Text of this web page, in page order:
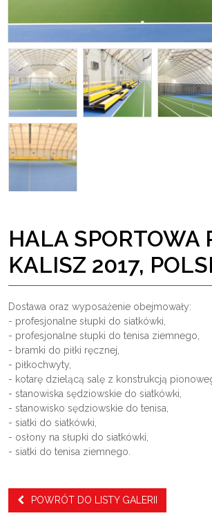
HALA SPORTOWA
KALISZ 2017,
Dostawa oraz wyposażenie obejmowały:
- profesjonalne słupki do siatkówki,
- profesjonalne słupki do tenisa ziemnego,
- bramki do piłki ręcznej,
- piłkochwyty,
- kotarę dzielącą salę z konstrukcją
- stanowiska sędziowskie do siatkówki,
- stanowisko sędziowskie do tenisa,
- siatki do siatkówki,
- osłony na słupki do siatkówki,
- siatki do tenisa ziemnego.
POWRÓT DO LISTY GALERII